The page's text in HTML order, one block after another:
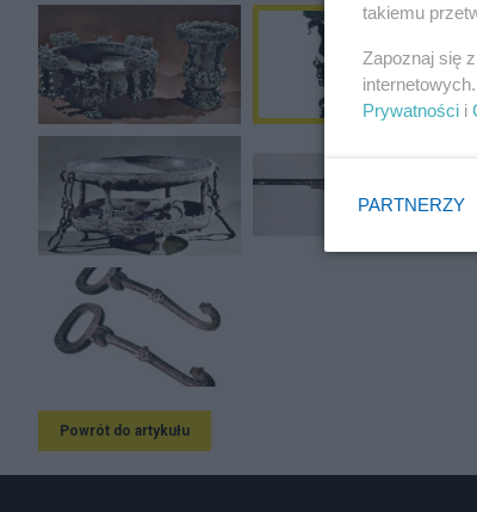
Powrót do artykułu
takiemu
Zapoznaj się
Prywatności i
PARTNERZY